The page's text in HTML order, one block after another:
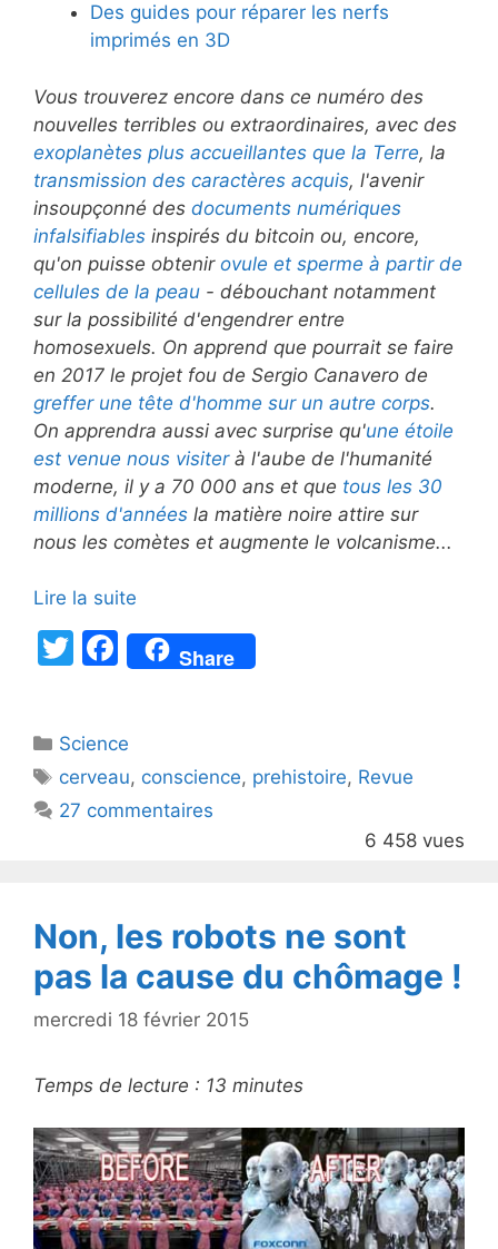
Des guides pour réparer les nerfs
imprimés en 3D
Vous trouverez encore dans ce numéro des
nouvelles terribles ou extraordinaires, avec des
exoplanètes plus accueillantes que la Terre, la
transmission des caractères acquis, l'avenir
insoupçonné des documents numériques
infalsifiables inspirés du bitcoin ou, encore,
qu'on puisse obtenir ovule et sperme à partir de
cellules de la peau - débouchant notamment
sur la possibilité d'engendrer entre
homosexuels. On apprend que pourrait se faire
en 2017 le projet fou de Sergio Canavero de
greffer une tête d'homme sur un autre corps.
On apprendra aussi avec surprise qu'une étoile
est venue nous visiterà l'aube de l'humanité
moderne, il y a 70 000 ans et que tous les 30
millions d'années la matière noire attire sur
nous les comètes et augmente le volcanisme...
Lire la suite
T
er
F
a
e
b
o
Share
Catégories
Science
Étiquettes
cerveau, conscience, prehistoire, Revue
27 commentaires
6 458 vues
Non, les robots ne sont
pas la cause du chômage !
mercredi 18 février 2015
Temps de lecture : 13 minutes